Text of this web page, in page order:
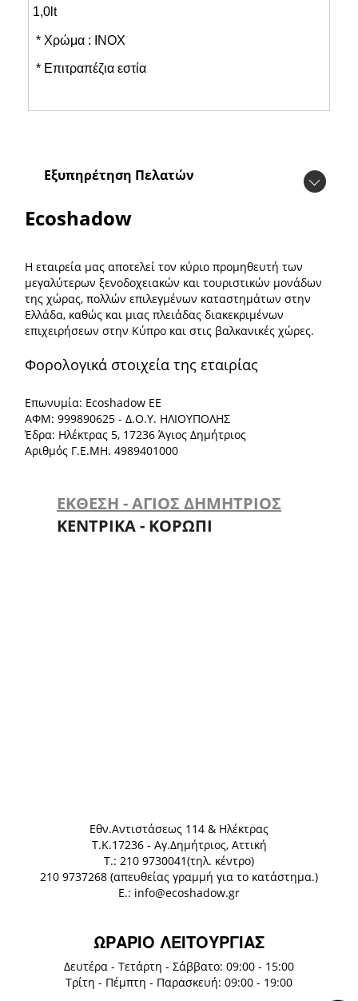
1,0lt
* Χρώμα : ΙΝΟΧ
* Επιτραπέζια εστία
Εξυπηρέτηση Πελατών
Ecoshadow
Η εταιρεία μας αποτελεί τον κύριο προμηθευτή των
μεγαλύτερων ξενοδοχειακών και τουριστικών μονάδων
της χώρας, πολλών επιλεγμένων καταστημάτων στην
Ελλάδα, καθώς και μιας πλειάδας διακεκριμένων
επιχειρήσεων στην Κύπρο και στις βαλκανικές χώρες.
Φορολογικά στοιχεία της εταιρίας
Επωνυμία: Ecoshadow ΕΕ
ΑΦΜ: 999890625 - Δ.Ο.Υ. ΗΛΙΟΥΠΟΛΗΣ
Έδρα: Ηλέκτρας 5, 17236 Άγιος Δημήτριος
Αριθμός Γ.Ε.ΜΗ. 4989401000
ΕΚΘΕΣΗ - ΑΓΙΟΣ ΔΗΜΗΤΡΙΟΣ
ΚΕΝΤΡΙΚΑ - ΚΟΡΩΠΙ
Eθν.Αντιστάσεως 114 & Ηλέκτρας
Τ.Κ.17236 - Αγ.Δημήτριος, Αττική
Τ.: 210 9730041(τηλ. κέντρο)
210 9737268 (απευθείας γραμμή για το κατάστημα.)
E.: info@ecoshadow.gr
ΩΡΑΡΙΟ ΛΕΙΤΟΥΡΓΙΑΣ
Δευτέρα - Τετάρτη - Σάββατο: 09:00 - 15:00
Τρίτη - Πέμπτη - Παρασκευή: 09:00 - 19:00